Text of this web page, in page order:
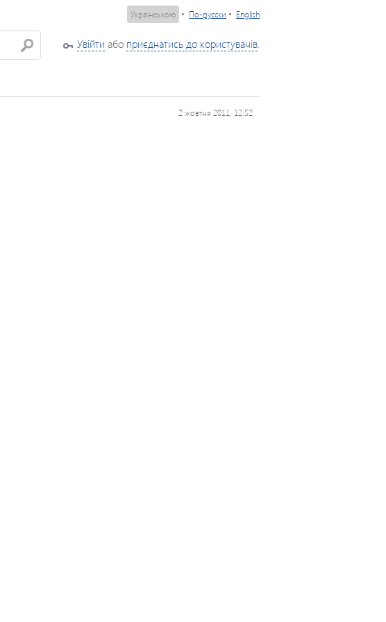
Українською • По-русски • English
Увійти або приєднатись до користувачів.
2 жовтня 2011, 12:52